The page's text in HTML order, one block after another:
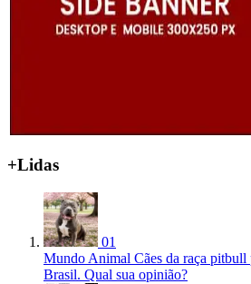
+Lidas
01
Mundo Animal Cães da raça
Brasil. Qual sua opinião?